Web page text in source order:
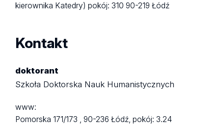
kierownika Katedry)pokój: 31090-219 Łódź
Kontakt
doktorant
Szkoła Doktorska Nauk Humanistycznych
www:
Pomorska 171/173 ,90-236 Łódź,pokój: 3.24